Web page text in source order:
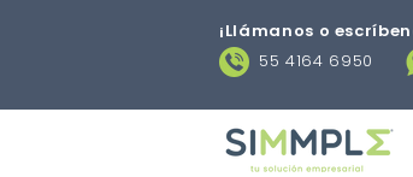
¡Llámanos o
55 4164 6950